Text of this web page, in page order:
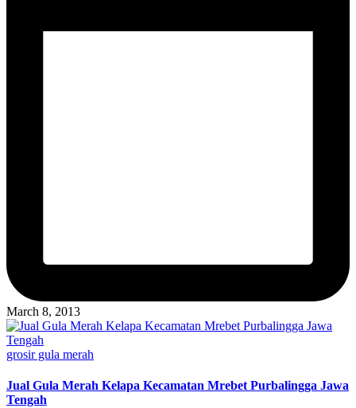
March 8, 2013
Posted
grosir gula merah
Jual Gula Merah Kelapa Kecamatan Mrebet Purbalingga Jawa
Tengah